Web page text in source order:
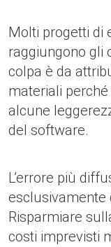
Molti progetti di
raggiungono gli
colpa è da
materiali
alcune
del software.
L’errore più
esclusivamente
Risparmiare
costi imprevisti